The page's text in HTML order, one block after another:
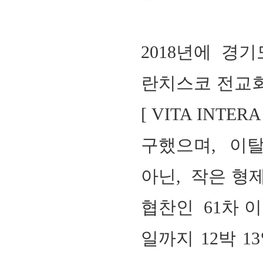
2018년에 경기
란치스코 전교
[ VITA
구했으며, 이
아닌, 작은 형
협찬인 61차
일까지 12박